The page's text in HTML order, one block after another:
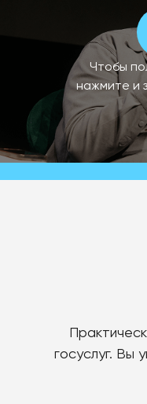
Чтобы
нажмите и
госуслуг. Вы